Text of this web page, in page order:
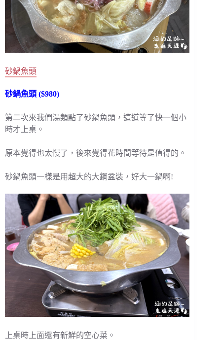
砂鍋魚頭
砂鍋魚頭 ($980)
第二次來我們湯類點了砂鍋魚頭，這道等了快一個小
時才上桌。
原本覺得也太慢了，後來覺得花時間等待是值得的。
砂鍋魚頭一樣是用超大的大鋼盆裝，好大一鍋啊!
上桌時上面還有新鮮的空心菜。